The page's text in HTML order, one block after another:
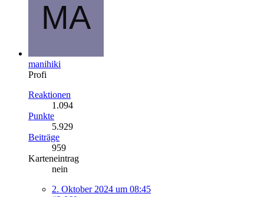
manihiki
Profi
Reaktionen
1.094
Punkte
5.929
Beiträge
959
Karteneintrag
nein
2. Oktober 2024 um 08:45